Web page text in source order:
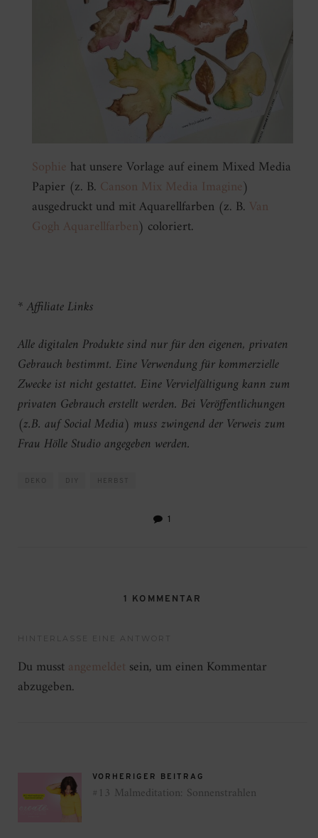
Sophie hat unsere Vorlage auf einem Mixed Media
Papier (z. B. Canson Mix Media Imagine)
ausgedruckt und mit Aquarellfarben (z. B. Van
Gogh Aquarellfarben) coloriert.
* Affiliate Links
Alle digitalen Produkte sind nur für den eigenen, privaten
Gebrauch bestimmt. Eine Verwendung für kommerzielle
Zwecke ist nicht gestattet. Eine Vervielfältigung kann zum
privaten Gebrauch erstellt werden. Bei Veröffentlichungen
(z.B. auf Social Media) muss zwingend der Verweis zum
Frau Hölle Studio angegeben werden.
DEKO DIY HERBST
1
1 KOMMENTAR
HINTERLASSE EINE ANTWORT
Du musstangemeldet sein, um einen Kommentar
abzugeben.
VORHERIGER BEITRAG
#13 Malmeditation: Sonnenstrahlen